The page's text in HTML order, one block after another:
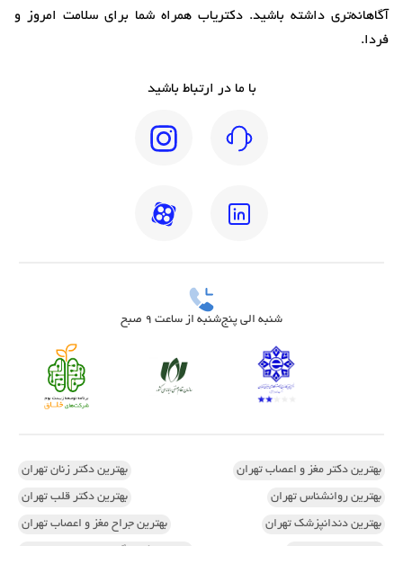
آگاهانه‌تری داشته باشید. دکتریاب همراه شما برای سلامت امروز و
فردا.
با ما در ارتباط باشید
شنبه الی پنج‌شنبه از ساعت 9 صبح
بهترین دکتر مغز و اعصاب تهران بهترین دکتر زنان تهران
بهترین روانشناس تهران بهترین دکتر قلب تهران
بهترین دندانپزشک تهران بهترین جراح مغز و اعصاب تهران